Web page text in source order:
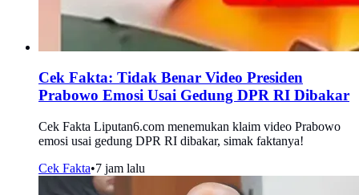
Cek Fakta: Tidak Benar Video Presiden
Prabowo Emosi Usai Gedung DPR RI Dibakar
Cek Fakta Liputan6.com menemukan klaim video Prabowo
emosi usai gedung DPR RI dibakar, simak faktanya!
Cek Fakta•7 jam lalu